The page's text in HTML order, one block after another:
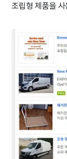
조립형 제품을